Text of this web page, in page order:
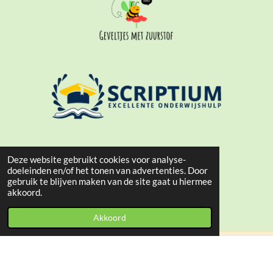
Deze website gebruikt cookies voor analyse-
doeleinden en/of het tonen van advertenties. Door
gebruik te blijven maken van de site gaat u hiermee
akkoord.
Akkoord